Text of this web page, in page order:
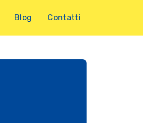
Blog Contatti